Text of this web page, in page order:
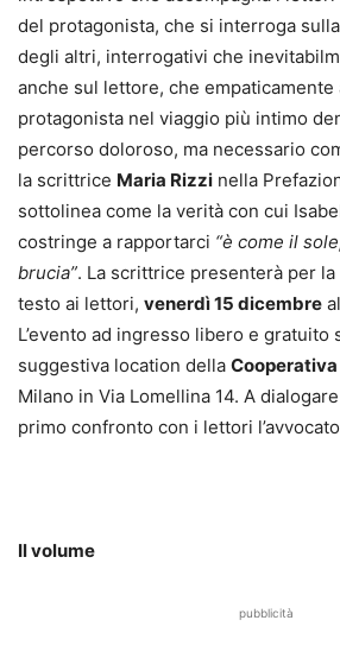
del protagonista, che si interroga
degli altri, interrogativi che
anche sul lettore, che empaticamente
protagonista nel viaggio più intimo
percorso doloroso, ma necessario
la scrittrice Maria Rizzi nella
sottolinea come la verità con cui
costringe a rapportarci “è come il
brucia”. La scrittrice presenterà per
testo ai lettori, venerdì 15 dicembre
L’evento ad ingresso libero e gratuito
suggestiva location della
Milano in Via Lomellina 14. A
primo confronto con i lettori l’avvocato
Il volume
pubblicità